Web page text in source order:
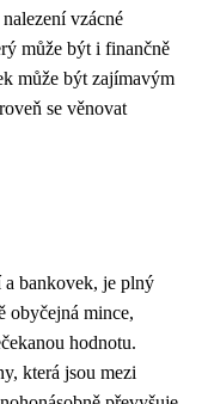
vzácné
může být i finančně
může být zajímavým
se věnovat
a bankovek, je plný
obyčejná mince,
hodnotu.
která jsou mezi